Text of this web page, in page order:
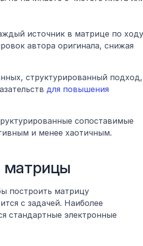
источник в матрице по ходу
автора оригинала, снижая
структурированный подход,
для повышения
сопоставимые
и менее хаотичным.
матрицы
построить матрицу
с задачей. Наиболее
стандартные электронные